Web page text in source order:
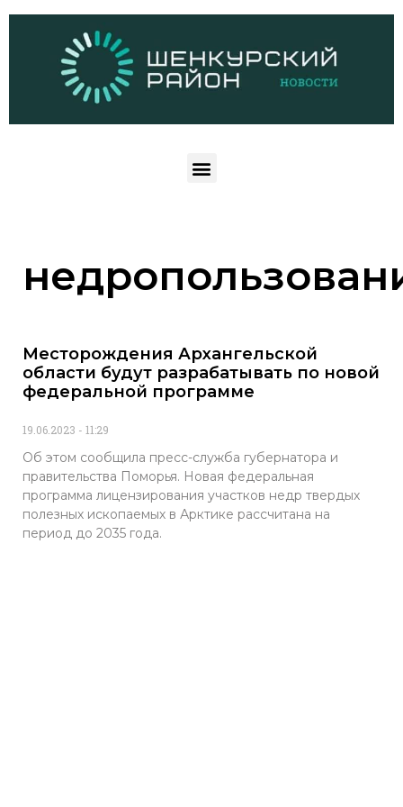
Месторождения Архангельской
области будут разрабатывать по новой
федеральной программе
19.06.2023 11:29
Об этом сообщила пресс-служба губернатора и
правительства Поморья. Новая федеральная
программа лицензирования участков недр твердых
полезных ископаемых в Арктике рассчитана на
период до 2035 года.